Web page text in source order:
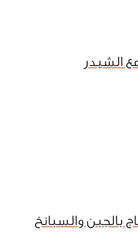
الشيدر
بالجبن والسبانخ